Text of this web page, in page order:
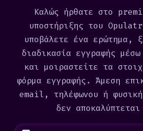
Καλώς ήρθατε στο
υποστήριξης του
υποβάλετε ένα ερώτημα,
διαδικασία εγγραφής
και μοιραστείτε τα
φόρμα εγγραφής. Άμεση
email, τηλέφωνου ή
δεν